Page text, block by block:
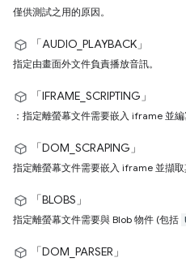
僅供測試之用的原因。
「AUDIO_PLAYBACK」
指定由畫面外文件負責播放音訊。
「IFRAME_SCRIPTING」
：指定離螢幕文件需要嵌入 iframe 並
「DOM_SCRAPING」
指定離螢幕文件需要嵌入 iframe 並擷取
「BLOBS」
指定離螢幕文件需要與 Blob 物件 (包括
「DOM_PARSER」